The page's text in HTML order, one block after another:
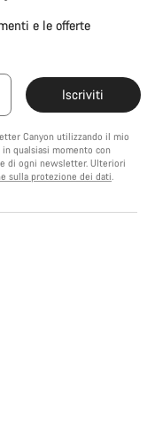
e le offerte
Iscriviti
Canyon utilizzando il mio
qualsiasi momento con
di ogni newsletter. Ulteriori
sulla protezione dei dati.